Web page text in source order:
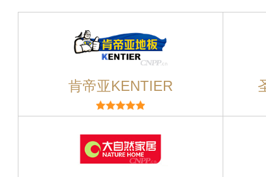
肯帝亚KENTIER